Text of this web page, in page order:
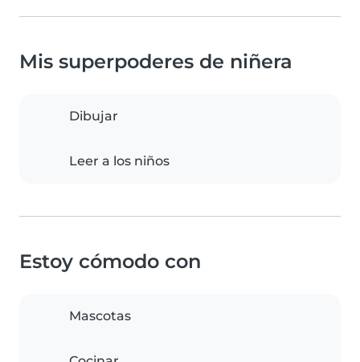
Mis superpoderes de niñera
Dibujar
Leer a los niños
Estoy cómodo con
Mascotas